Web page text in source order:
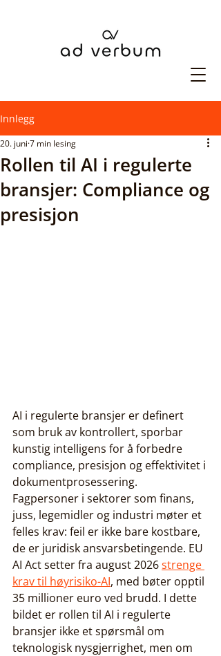
Innlegg
Rollen til AI i regulerte
bransjer: Compliance og
presisjon
20. juni 7 min lesing
AI i regulerte bransjer er definert
som bruk av kontrollert, sporbar
kunstig intelligens for å forbedre
compliance, presisjon og effektivitet i
dokumentprosessering.
Fagpersoner i sektorer som finans,
juss, legemidler og industri møter et
felles krav: feil er ikke bare kostbare,
de er juridisk ansvarsbetingende. EU
AI Act setter fra august 2026 strenge
krav til høyrisiko-AI, med bøter opptil
35 millioner euro ved brudd. I dette
bildet er rollen til AI i regulerte
bransjer ikke et spørsmål om
teknologisk nysgjerrighet, men om